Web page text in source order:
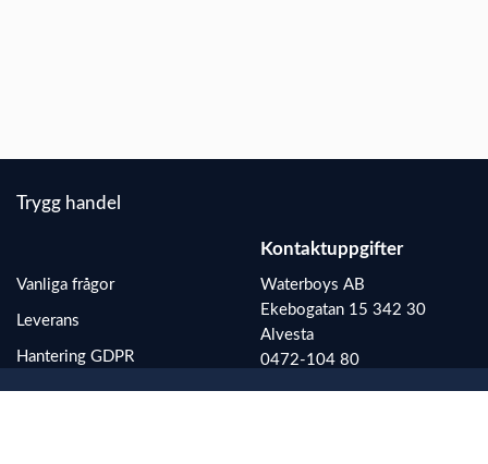
Trygg handel
Vanliga frågor
Leverans
Hantering GDPR
Köpvillkor
Kontaktuppgifter
Waterboys AB
Ekebogatan 15 342 30
Alvesta
0472-104 80